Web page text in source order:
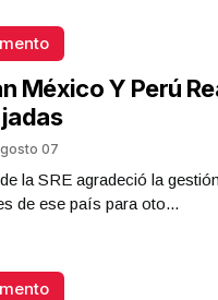
México Y Perú
07
la SRE agradeció la
de ese país para oto...
Conferencia de
2026 | Presidenta
Junio 17 l 8 Visitas